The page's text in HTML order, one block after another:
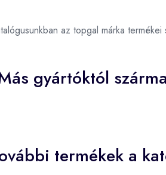
az topgal márka
gyártóktól
termékek a